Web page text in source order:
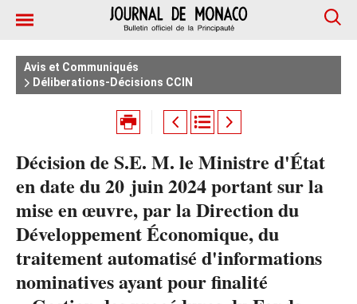
Avis et Communiqués
Déliberations-Décisions CCIN
Décision de S.E. M. le Ministre d'État
en date du 20 juin 2024 portant sur la
mise en œuvre, par la Direction du
Développement Économique, du
traitement automatisé d'informations
nominatives ayant pour finalité